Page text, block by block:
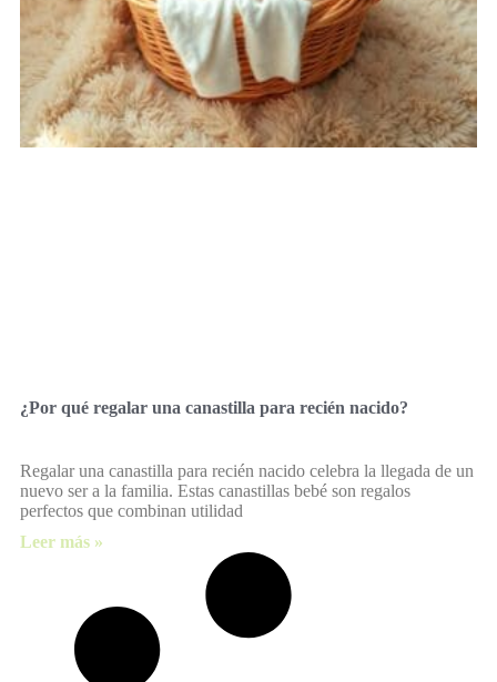
¿Por qué regalar una canastilla para recién nacido?
Regalar una canastilla para recién nacido celebra la llegada de un
nuevo ser a la familia. Estas canastillas bebé son regalos
perfectos que combinan utilidad
Leer más »